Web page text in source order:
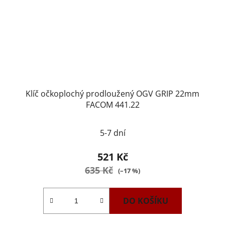
Klíč očkoplochý prodloužený OGV GRIP 22mm
FACOM 441.22
5-7 dní
521 Kč
635 Kč (–17 %)
DO KOŠÍKU